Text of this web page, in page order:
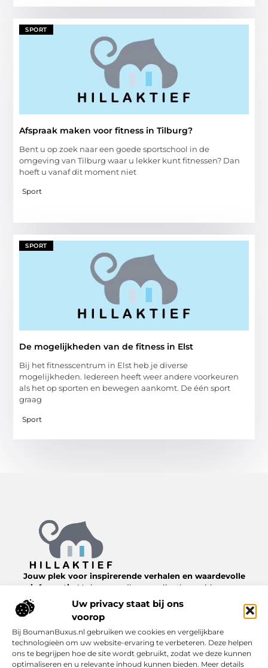
Uw privacy staat bij ons
voorop
Bij BoumanBuxus.nl gebruiken we cookies en vergelijkbare
technologieën om uw website-ervaring te verbeteren. Deze helpen
ons te begrijpen hoe de site wordt gebruikt, zodat we deze kunnen
optimaliseren en u relevante inhoud kunnen bieden. Meer details
SPORT
Afspraak maken voor fitness in Tilburg?
Bent u op zoek naar een goede sportschool in de
omgeving van Tilburg waar u lekker kunt fitnessen? Dan
hoeft u vanaf dit moment niet
Sport
SPORT
De mogelijkheden van de fitness in Elst
Bij het fitnesscentrum in Elst heb je diverse
mogelijkheden. Iedereen heeft weer andere voorkeuren
als het op sporten en bewegen aankomt. De één sport
graag
Sport
Jouw plek voor inspirerende verhalen en waardevolle
informatie.
Verken een diverse collectie van blogs en
artikelen over het dagelijks leven, van nuttige tips tot
interessante inzichten, allemaal te vinden op
Bericht categorie